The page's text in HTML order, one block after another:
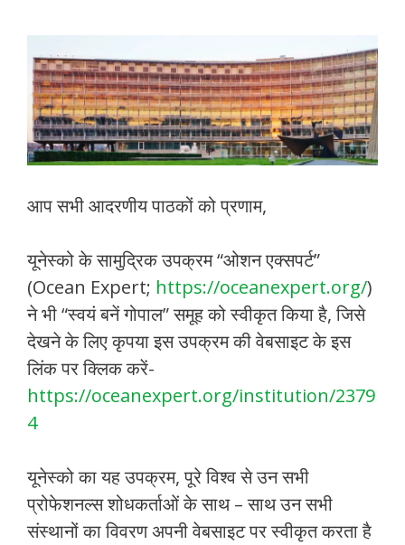
आप सभी आदरणीय पाठकों को प्रणाम,
यूनेस्को के सामुद्रिक उपक्रम “ओशन एक्सपर्ट”
(Ocean Expert; https://oceanexpert.org/)
ने भी “स्वयं बनें गोपाल” समूह को स्वीकृत किया है, जिसे
देखने के लिए कृपया इस उपक्रम की वेबसाइट के इस
लिंक पर क्लिक करें-
https://oceanexpert.org/institution/2379
4
यूनेस्को का यह उपक्रम, पूरे विश्व से उन सभी
प्रोफेशनल्स शोधकर्ताओं के साथ – साथ उन सभी
संस्थानों का विवरण अपनी वेबसाइट पर स्वीकृत करता है